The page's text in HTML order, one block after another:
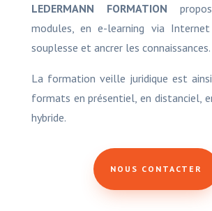
LEDERMANN FORMATION
modules, en e-learning via
souplesse et ancrer les connaissances.
La formation veille juridique est
formats en présentiel, en distanciel,
hybride.
NOUS CONTACTER